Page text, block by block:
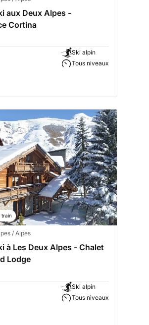
aux Deux Alpes -
Cortina
Ski alpin
Tous niveaux
train
/ Alpes
à Les Deux Alpes - Chalet
Lodge
Ski alpin
Tous niveaux